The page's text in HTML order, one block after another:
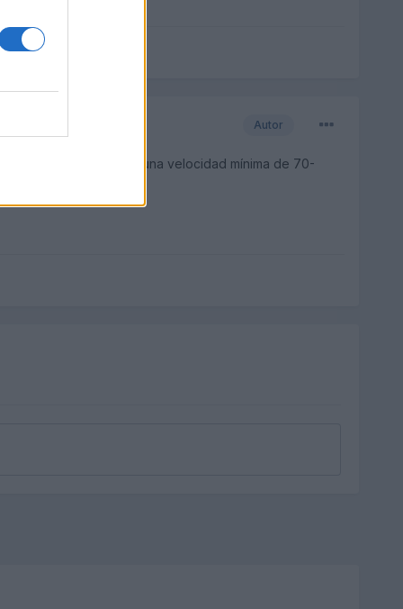
Autor
que tomar la curva a una velocidad mínima de 70-